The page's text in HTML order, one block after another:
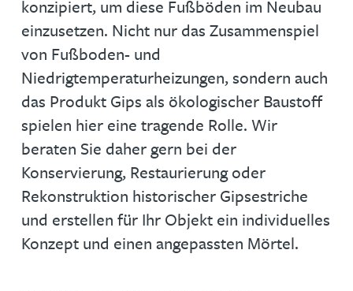
konzipiert, um diese Fußböden im Neubau
einzusetzen. Nicht nur das Zusammenspiel
von Fußboden- und
Niedrigtemperaturheizungen, sondern auch
das Produkt Gips als ökologischer Baustoff
spielen hier eine tragende Rolle. Wir
beraten Sie daher gern bei der
Konservierung, Restaurierung oder
Rekonstruktion historischer Gipsestriche
und erstellen für Ihr Objekt ein individuelles
Konzept und einen angepassten Mörtel.